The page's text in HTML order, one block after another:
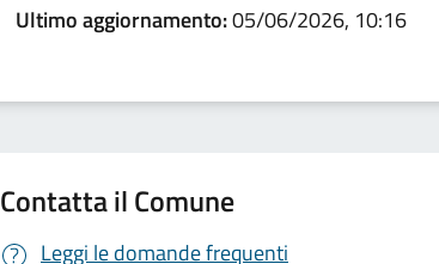
Ultimo aggiornamento:05/06/2026, 10:16
Contatta il Comune
Leggi le domande frequenti